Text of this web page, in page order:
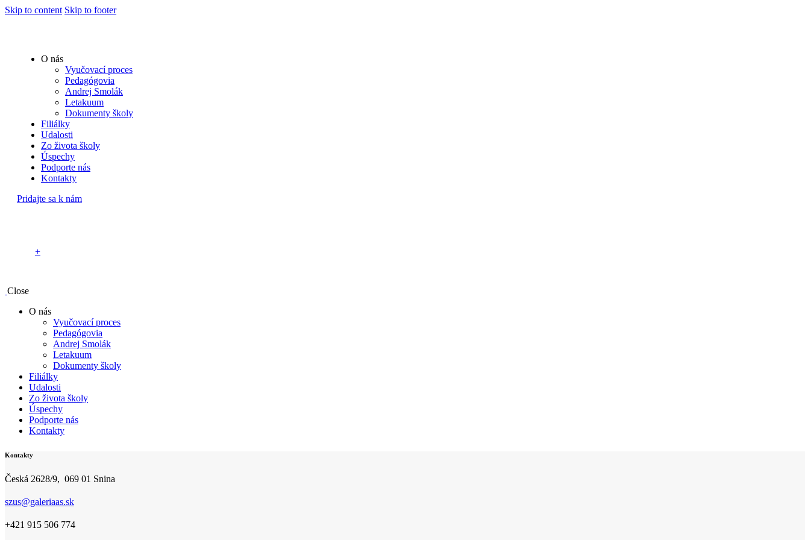
Skip to content Skip to footer
O nás
Vyučovací proces
Pedagógovia
Andrej Smolák
Letakuum
Dokumenty školy
Filiálky
Udalosti
Zo života školy
Úspechy
Podporte nás
Kontakty
Pridajte sa k nám
+
Close
O nás
Vyučovací proces
Pedagógovia
Andrej Smolák
Letakuum
Dokumenty školy
Filiálky
Udalosti
Zo života školy
Úspechy
Podporte nás
Kontakty
Kontakty
Česká 2628/9, 069 01 Snina
szus@galeriaas.sk
+421 915 506 774